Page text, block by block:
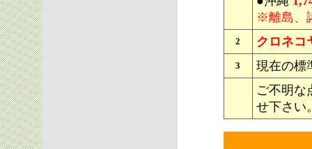
※離島、
2 クロネコ
3
現在の標
ご不明な
せ下さい